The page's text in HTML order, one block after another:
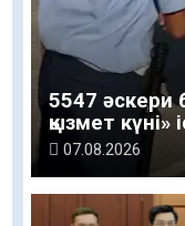
5547 әскери
қызмет күні»
07.08.2026